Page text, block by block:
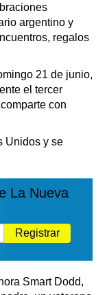
argentino y
regalos
21 de junio,
el tercer
con
Unidos y se
La Nueva
Registrar
Smart Dodd,